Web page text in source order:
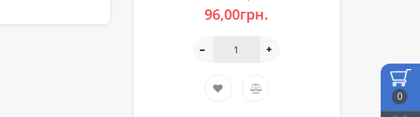
0
96,00грн.